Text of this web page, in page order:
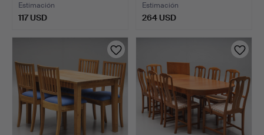
Estimación
117 USD
Estimación
264 USD